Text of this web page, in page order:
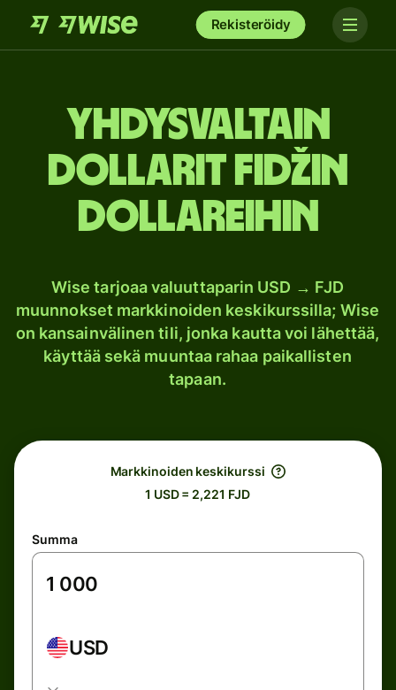
Rekisteröidy
Yhdysvaltain
dollarit Fidžin
dollareihin
Wise tarjoaa valuuttaparin USD → FJD
muunnokset markkinoiden keskikurssilla; Wise
on kansainvälinen tili, jonka kautta voi lähettää,
käyttää sekä muuntaa rahaa paikallisten
tapaan.
Markkinoiden keskikurssi
1 USD = 2,221 FJD
Summa
USD